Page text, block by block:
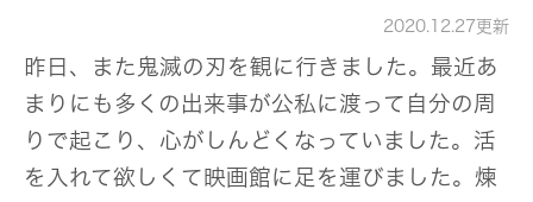
2020.12.27更新
昨日、また鬼滅の刃を観に行きました。最近あ
まりにも多くの出来事が公私に渡って自分の周
りで起こり、心がしんどくなっていました。活
を入れて欲しくて映画館に足を運びました。煉